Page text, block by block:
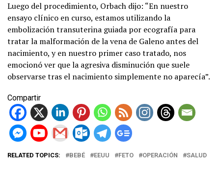
Luego del procedimiento, Orbach dijo: “En nuestro
ensayo clínico en curso, estamos utilizando la
embolización transuterina guiada por ecografía para
tratar la malformación de la vena de Galeno antes del
nacimiento, y en nuestro primer caso tratado, nos
emocionó ver que la agresiva disminución que suele
observarse tras el nacimiento simplemente no aparecía”.
Compartir
RELATED TOPICS: BEBÉ EEUU FETO OPERACIÓN SALUD